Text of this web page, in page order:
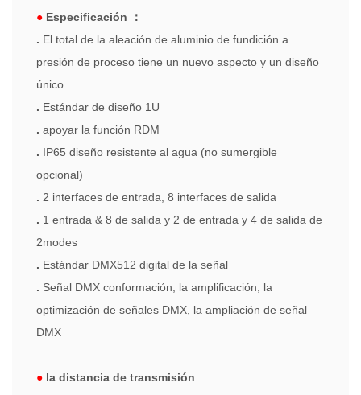
● Especificación ：
. El total de la aleación de aluminio de fundición a
presión de proceso tiene un nuevo aspecto y un diseño
único.
. Estándar de diseño 1U
. apoyar la función RDM
. IP65 diseño resistente al agua (no sumergible
opcional)
. 2 interfaces de entrada, 8 interfaces de salida
. 1 entrada & 8 de salida y 2 de entrada y 4 de salida de
2modes
. Estándar DMX512 digital de la señal
. Señal DMX conformación, la amplificación, la
optimización de señales DMX, la ampliación de señal
DMX
● la distancia de transmisión